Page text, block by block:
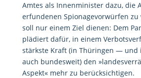
Amtes als Innenminister dazu, die
erfundenen Spionagevorwürfen zu
soll nur einem Ziel dienen: Dem
plädiert dafür, in einem
stärkste Kraft (in Thüringen — und
auch bundesweit) den
Aspekt« mehr zu berücksichtigen.